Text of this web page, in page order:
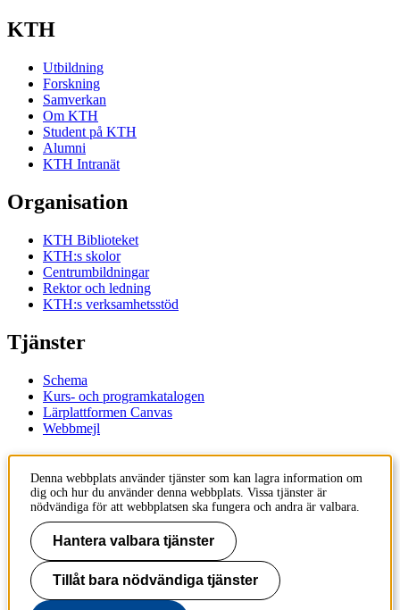
KTH
Utbildning
Forskning
Samverkan
Om KTH
Student på KTH
Alumni
KTH Intranät
Organisation
KTH Biblioteket
KTH:s skolor
Centrumbildningar
Rektor och ledning
KTH:s verksamhetsstöd
Tjänster
Schema
Kurs- och programkatalogen
Lärplattformen Canvas
Webbmejl
Kontakt
KTH
100 44 Stockholm
+46 8 790 60 00
Kontakta KTH
Jobba på KTH
Press och media
Denna webbplats använder tjänster som kan lagra information om
dig och hur du använder denna webbplats. Vissa tjänster är
nödvändiga för att webbplatsen ska fungera och andra är valbara.
Hantera valbara tjänster
Tillåt bara nödvändiga tjänster